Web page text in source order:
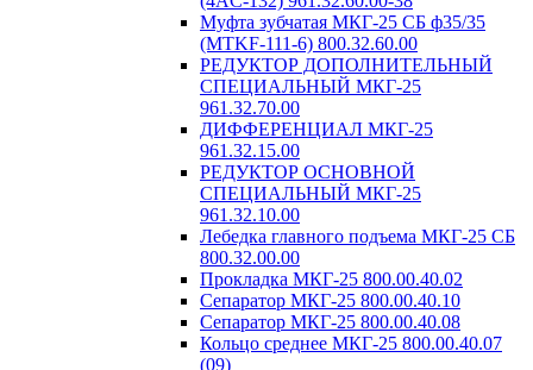
Муфта зубчатая МКГ-25 СБ ф35/35
(MTKF-111-6) 800.32.60.00
РЕДУКТОР ДОПОЛНИТЕЛЬНЫЙ
СПЕЦИАЛЬНЫЙ МКГ-25
961.32.70.00
ДИФФЕРЕНЦИАЛ МКГ-25
961.32.15.00
РЕДУКТОР ОСНОВНОЙ
СПЕЦИАЛЬНЫЙ МКГ-25
961.32.10.00
Лебедка главного подъема МКГ-25 СБ
800.32.00.00
Прокладка МКГ-25 800.00.40.02
Сепаратор МКГ-25 800.00.40.10
Сепаратор МКГ-25 800.00.40.08
Кольцо среднее МКГ-25 800.00.40.07
(09)